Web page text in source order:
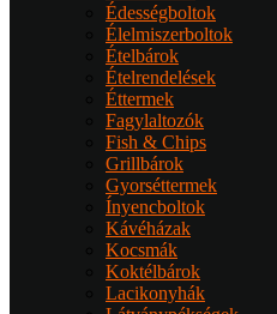
Édességboltok
Élelmiszerboltok
Ételbárok
Ételrendelések
Éttermek
Fagylaltozók
Fish & Chips
Grillbárok
Gyorséttermek
Ínyencboltok
Kávéházak
Kocsmák
Koktélbárok
Lacikonyhák